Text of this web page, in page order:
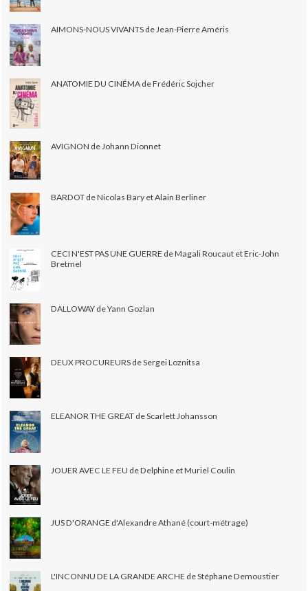
AIMONS-NOUS VIVANTS de Jean-Pierre Améris
ANATOMIE DU CINÉMA de Frédéric Sojcher
AVIGNON de Johann Dionnet
BARDOT de Nicolas Bary et Alain Berliner
CECI N'EST PAS UNE GUERRE de Magali Roucaut et Eric-John
Bretmel
DALLOWAY de Yann Gozlan
DEUX PROCUREURS de Sergei Loznitsa
ELEANOR THE GREAT de Scarlett Johansson
JOUER AVEC LE FEU de Delphine et Muriel Coulin
JUS D'ORANGE d'Alexandre Athané (court-métrage)
L'INCONNU DE LA GRANDE ARCHE de Stéphane Demoustier